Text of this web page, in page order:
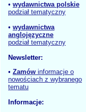
• wydawnictwa polskie
podział tematyczny
• wydawnictwa
anglojęzyczne
podział tematyczny
Newsletter:
• Zamów informacje o
nowościach z wybranego
tematu
Informacje: